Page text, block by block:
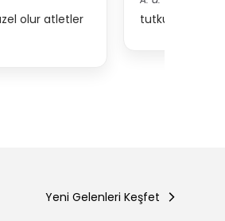
olur atletler
tutku her
Yeni Gelenleri Keşfet